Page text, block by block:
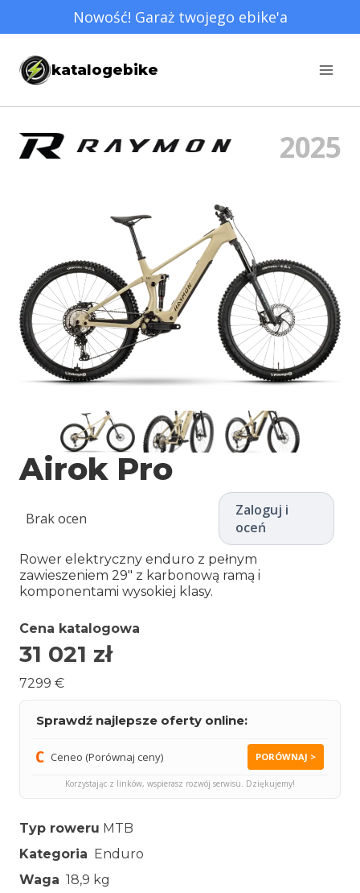
do
treści
Nowość! Garaż twojego ebike'a
katalogebike
2025
Airok Pro
Brak ocen
Zaloguj i
oceń
Rower elektryczny enduro z pełnym
zawieszeniem 29″ z karbonową ramą i
komponentami wysokiej klasy.
Cena katalogowa
31 021 zł
7299 €
Sprawdź najlepsze oferty online:
Ceneo (Porównaj ceny) PORÓWNAJ >
Korzystając z linków, wspierasz rozwój serwisu. Dziękujemy!
Typ roweru MTB
Kategoria Enduro
Waga 18,9 kg